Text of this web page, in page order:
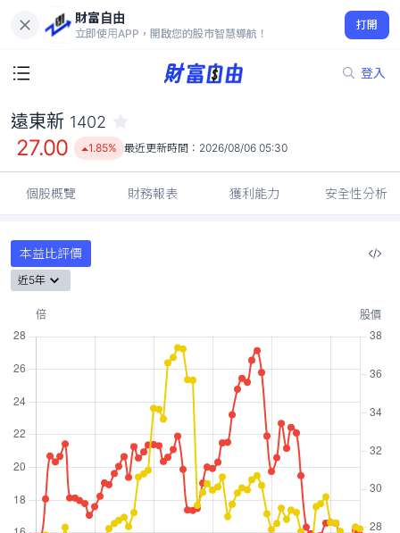
財富自由
立即使用APP，開啟您的股市智慧導航！
打開
登入
27.00
1.85%
遠東新 1402
27.00 1.85% 最近更新時間： 2026/08/06 05:30
個股概覽 財務報表 獲利能力 安全性分析
本益比評價
近5年